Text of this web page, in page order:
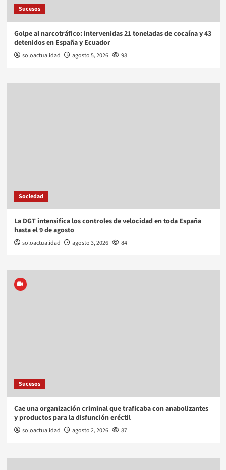
Sucesos
Golpe al narcotráfico: intervenidas 21 toneladas de cocaína y 43
detenidos en España y Ecuador
soloactualidad agosto 5, 2026 98
Sociedad
La DGT intensifica los controles de velocidad en toda España
hasta el 9 de agosto
soloactualidad agosto 3, 2026 84
Sucesos
Cae una organización criminal que traficaba con anabolizantes
y productos para la disfunción eréctil
soloactualidad agosto 2, 2026 87